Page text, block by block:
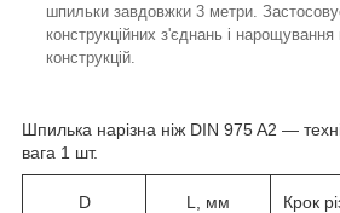
шпильки завдовжки 3 метри.
конструкційних з'єднань і нарощування
конструкцій.
Шпилька нарізна ніж DIN 975 A2 —
вага 1 шт.
D L, мм Крок